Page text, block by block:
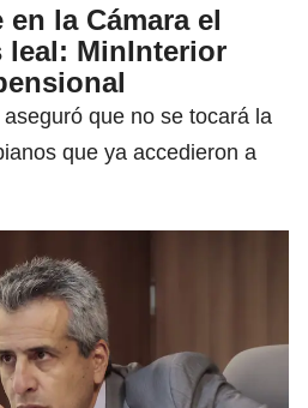
la Cámara el
leal: MinInterior
que no se tocará la
que ya accedieron a